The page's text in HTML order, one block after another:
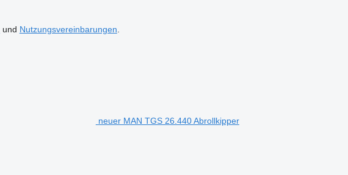
und Nutzungsvereinbarungen
neuer MAN TGS 26.440 Abrollkipper